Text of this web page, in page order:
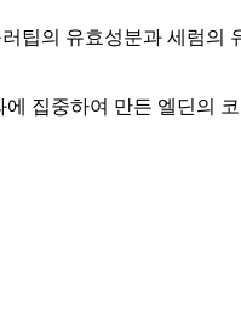
팁의 유효성분과 세럼
집중하여 만든 엘딘의